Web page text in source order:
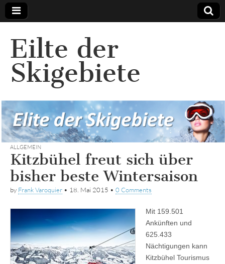
Eilte der
Skigebiete
ALLGEMEIN
Kitzbühel freut sich über
bisher beste Wintersaison
by Frank Varoquier • 18. Mai 2015 • 0 Comments
Mit 159.501
Ankünften und
625.433
Nächtigungen kann
Kitzbühel Tourismus